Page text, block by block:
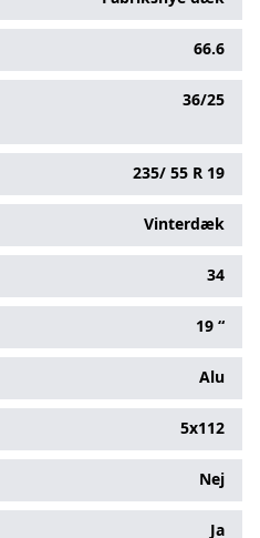
66.6
36/25
235/ 55 R 19
Vinterdæk
34
19 “
Alu
5x112
Nej
Ja